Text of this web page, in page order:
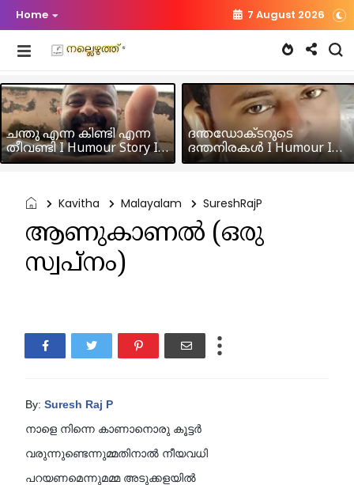
Home 7 August 2026
ചന്തു എന്ന കിണ്ടി എന്ന
തീവണ്ടി I Humour Story I
Rajeev Panicker
ദന്തഡോക്ടറുടെ
ദന്തനിരകൾ I Humour I
Hussain MK
Kavitha Malayalam SureshRajP
ആണുകാണൽ (ഒരു
സ്വപ്നം)
By: Suresh Raj P
നാളെ നിന്നെ കാണാനൊരു കൂട്ടർ
വരുന്നുണ്ടെന്നുമ്മതിനാൽ നീയവധി
പറയണമെന്നുമമ്മ അടുക്കളയിൽ